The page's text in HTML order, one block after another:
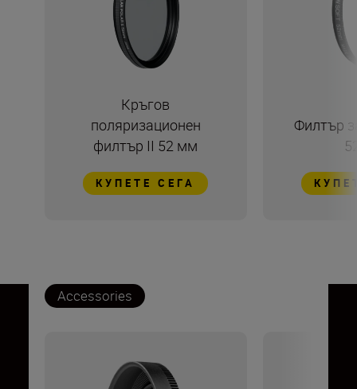
Кръгов
поляризационен
филтър II 52 мм
КУПЕТЕ СЕГА
Филтър
Accessories